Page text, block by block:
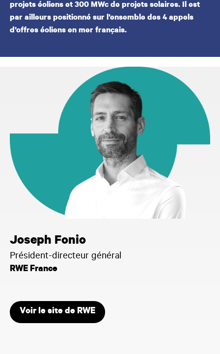
projets éoliens et 300 MWc de projets solaires. Il est
par ailleurs positionné sur l’ensemble des 4 appels
d’offres éoliens en mer français.
Joseph Fonio
Président-directeur général
RWE France
Voir le site de RWE